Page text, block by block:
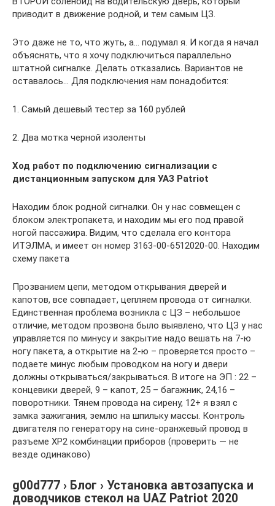
приводит в движение родной, и тем самым ЦЗ.
Это даже не то, что жуть, а… подумал я. И когда я начал
объяснять, что я хочу подключиться параллельно
штатной сигналке. Делать отказались. Вариантов не
оставалось… Для подключения нам понадобится:
1. Самый дешевый тестер за 160 рублей
2. Два мотка черной изоленты
Ход работ по подключению сигнализации с
дистанционным запуском для УАЗ Patriot
Находим блок родной сигналки. Он у нас совмещен с
блоком электропакета, и находим мы его под правой
ногой пассажира. Видим, что сделала его контора
ИТЭЛМА, и имеет он номер 3163-00-6512020-00. Находим
схему пакета
Прозванием цепи, методом открывания дверей и
капотов, все совпадает, цепляем провода от сигналки.
Единственная проблема возникла с ЦЗ – небольшое
отличие, методом прозвона было выявлено, что ЦЗ у нас
управляется по минусу и закрытие надо вешать на 7-ю
ногу пакета, а открытие на 2-ю – проверяется просто –
подаете минус любым проводком на ногу и двери
должны открываться/закрываться. В итоге на ЭП : 22 –
концевики дверей, 9 – капот, 25 – багажник, 24,16 –
поворотники. Тянем провода на сирену, 12+ я взял с
замка зажигания, землю на шпильку массы. Контроль
двигателя по генератору на сине-оранжевый провод в
разъеме ХР2 комбинации приборов (проверить — не
везде одинаково)
g00d777 › Блог › Установка автозапуска и
доводчиков стекол на UAZ Patriot 2020